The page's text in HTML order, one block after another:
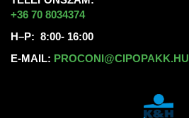
+36 70 8034374
H–P: 8:00- 16:00
E-MAIL: PROCONI@CIPOPAKK.HU